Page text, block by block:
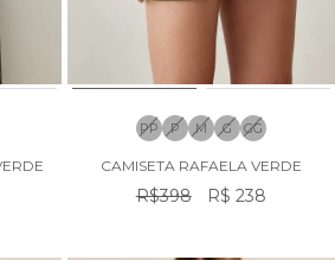
PP P M G GG
CAMISETA RAFAELA VERDE
R$398 R$ 238